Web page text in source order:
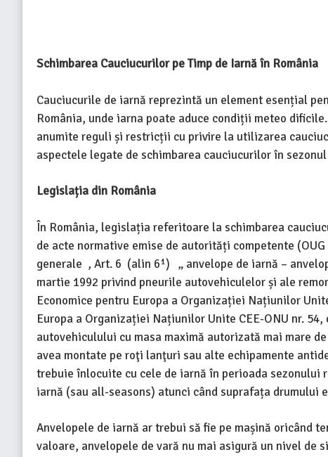
Schimbarea Cauciucurilor pe Timp de Iarnă în România
Cauciucurile de iarnă reprezintă un element esențial
România, unde iarna poate aduce condiții meteo
anumite reguli și restricții cu privire la utilizarea
aspectele legate de schimbarea cauciucurilor în
Legislația din România
În România, legislația referitoare la schimbarea
de acte normative emise de autorități competente
generale , Art. 6 (alin 6¹) „ anvelope de iarnă –
martie 1992 privind pneurile autovehiculelor și ale
Economice pentru Europa a Organizației Națiunilor
Europa a Organizației Națiunilor Unite CEE-ONU nr.
autovehiculului cu masa maximă autorizată mai mare
avea montate pe roţi lanţuri sau alte echipamente
trebuie înlocuite cu cele de iarnă în perioada sezonului
iarnă (sau all-seasons) atunci când suprafața drumului
Anvelopele de iarnă ar trebui să fie pe mașină oricând
valoare, anvelopele de vară nu mai asigură un nivel de